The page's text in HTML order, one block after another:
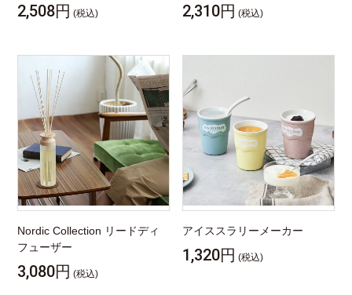
2,508円 (税込) 2,310円 (税込)
Nordic Collection リードディ
フューザー
3,080円 (税込)
アイススラリーメーカー
1,320円 (税込)